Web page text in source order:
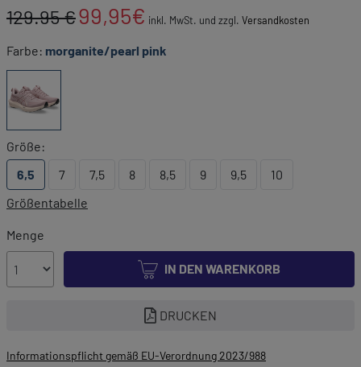
129.95 €99,95€ inkl. MwSt. und zzgl. Versandkosten
Farbe: morganite/pearl pink
Größe:
6,5
7 7,5 8 8,5 9 9,5
10
Größentabelle
Menge
IN DEN WARENKORB
DRUCKEN
Informationspflicht gemäß EU-Verordnung 2023/988